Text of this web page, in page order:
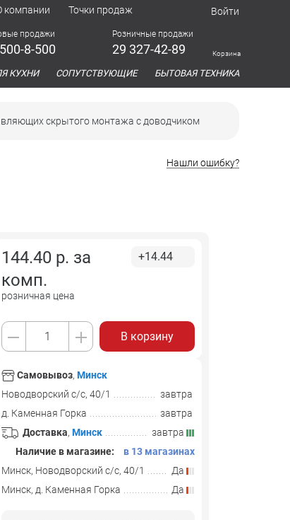
компании Точки продаж Войти
продажи
8-500
Розничные продажи
29 327-42-89 Корзина
КУХНИ СОПУТСТВУЮЩИЕ БЫТОВАЯ ТЕХНИКА
скрытого монтажа с доводчиком
Нашли ошибку?
144.40 р. за
комп.
розничная цена
+14.44
В корзину
Самовывоз, Минск
Новодворский с/с, 40/1
завтра
д. Каменная Горка
завтра
Доставка, Минск
завтра
Наличие в магазине:
в 13 магазинах
Минск, Новодворский с/с, 40/1
Да
Минск, д. Каменная Горка
Да